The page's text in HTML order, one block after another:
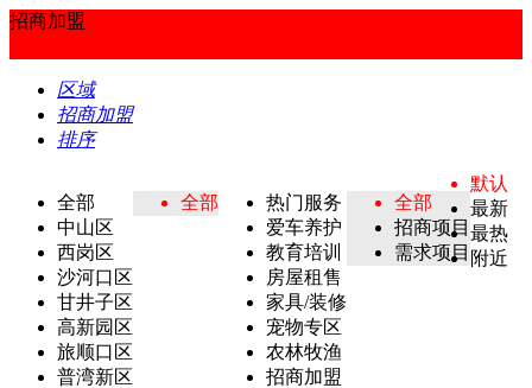
招商加盟
区域
招商加盟
排序
全部
中山区
西岗区
沙河口区
甘井子区
高新园区
旅顺口区
普湾新区
全部
热门服务
爱车养护
教育培训
房屋租售
家具/装修
宠物专区
农林牧渔
招商加盟
全部
招商项目
需求项目
默认
最新
最热
附近